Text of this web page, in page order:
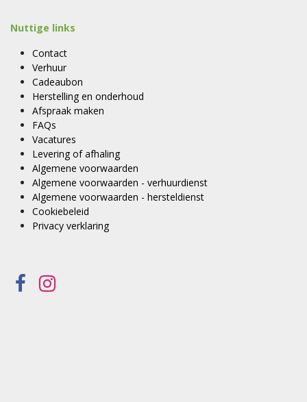
Nuttige links
Contact
Verhuur
Cadeaubon
Herstelling en onderhoud
Afspraak maken
FAQs
Vacatures
Levering of afhaling
Algemene voorwaarden
Algemene voorwaarden - verhuurdienst
Algemene voorwaarden - hersteldienst
Cookiebeleid
Privacy verklaring